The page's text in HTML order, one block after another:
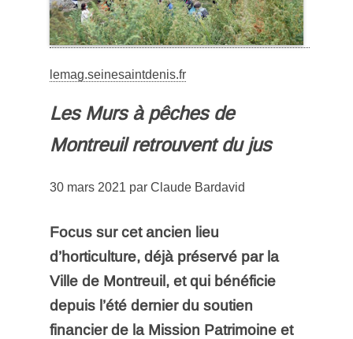
lemag.seinesaintdenis.fr
Les Murs à pêches de
Montreuil retrouvent du jus
30 mars 2021 par Claude Bardavid
Focus sur cet ancien lieu
d’horticulture, déjà préservé par la
Ville de Montreuil, et qui bénéficie
depuis l’été dernier du soutien
financier de la Mission Patrimoine et